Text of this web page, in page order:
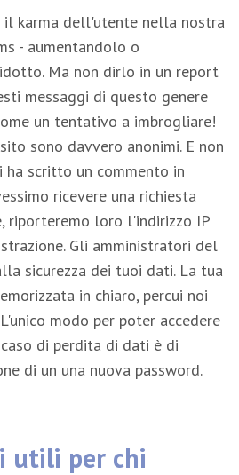
il karma dell'utente nella nostra
- aumentandolo o
Ma non dirlo in un report
messaggi di questo genere
un tentativo a imbrogliare!
sono davvero anonimi. E non
ha scritto un commento in
ricevere una richiesta
riporteremo loro l'indirizzo IP
Gli amministratori del
sicurezza dei tuoi dati. La tua
in chiaro, percui noi
modo per poter accedere
di perdita di dati è di
di un una nuova password.
utili per chi